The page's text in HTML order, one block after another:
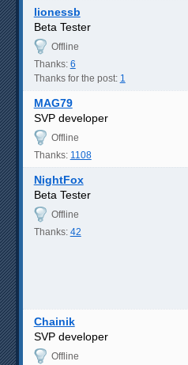
lionessb
Beta Tester
Offline
Thanks: 6
Thanks for the post: 1
MAG79
SVP developer
Offline
Thanks: 1108
NightFox
Beta Tester
Offline
Thanks: 42
Chainik
SVP developer
Offline